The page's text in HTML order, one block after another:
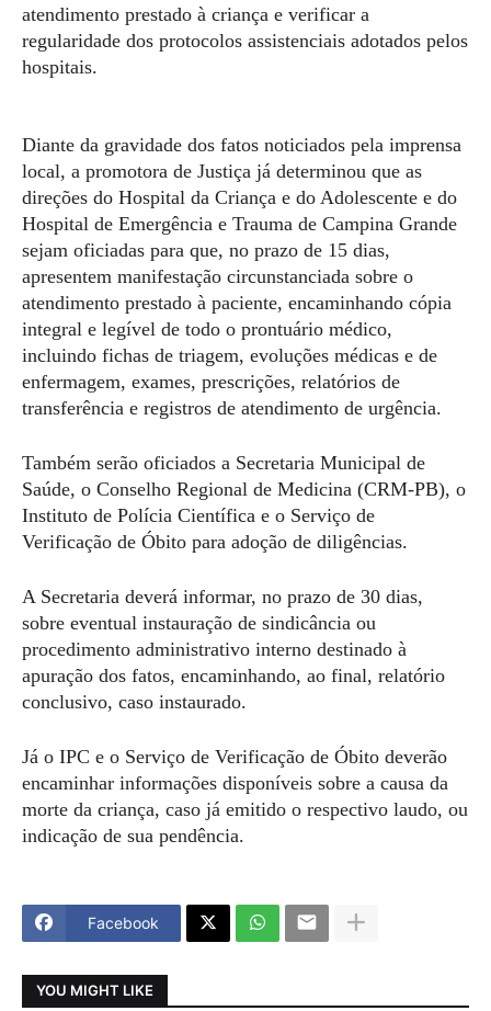
atendimento prestado à criança e verificar a
regularidade dos protocolos assistenciais adotados pelos
hospitais.
Diante da gravidade dos fatos noticiados pela imprensa
local, a promotora de Justiça já determinou que as
direções do Hospital da Criança e do Adolescente e do
Hospital de Emergência e Trauma de Campina Grande
sejam oficiadas para que, no prazo de 15 dias,
apresentem manifestação circunstanciada sobre o
atendimento prestado à paciente, encaminhando cópia
integral e legível de todo o prontuário médico,
incluindo fichas de triagem, evoluções médicas e de
enfermagem, exames, prescrições, relatórios de
transferência e registros de atendimento de urgência.
Também serão oficiados a Secretaria Municipal de
Saúde, o Conselho Regional de Medicina (CRM-PB), o
Instituto de Polícia Científica e o Serviço de
Verificação de Óbito para adoção de diligências.
A Secretaria deverá informar, no prazo de 30 dias,
sobre eventual instauração de sindicância ou
procedimento administrativo interno destinado à
apuração dos fatos, encaminhando, ao final, relatório
conclusivo, caso instaurado.
Já o IPC e o Serviço de Verificação de Óbito deverão
encaminhar informações disponíveis sobre a causa da
morte da criança, caso já emitido o respectivo laudo, ou
indicação de sua pendência.
Facebook
YOU MIGHT LIKE